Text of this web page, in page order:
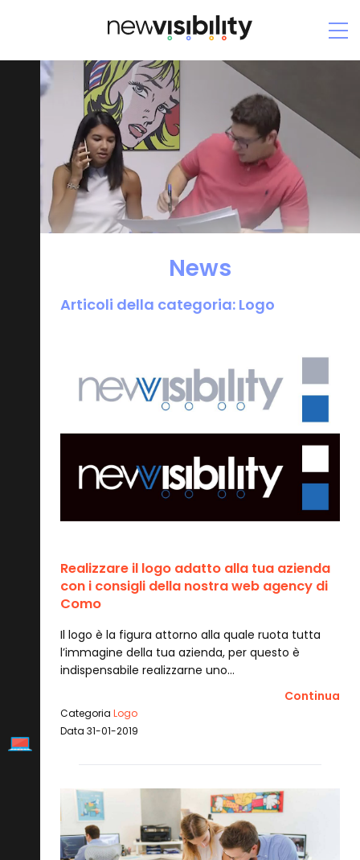
News
Articoli della categoria: Logo
Realizzare il logo adatto alla tua azienda
con i consigli della nostra web agency di
Como
Il logo è la figura attorno alla quale ruota tutta
l’immagine della tua azienda, per questo è
indispensabile realizzarne uno…
Continua
Categoria Logo
Data 31-01-2019